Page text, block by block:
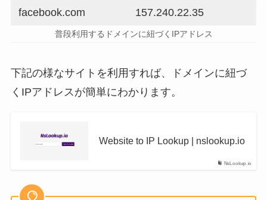
facebook.com 157.240.22.35
普段利用するドメインに紐づくIPアドレス
下記の様なサイトを利用すれば、ドメインに紐づ
くIPアドレスが簡単にわかります。
NsLookup.io
Website to IP Lookup | nslookup.io